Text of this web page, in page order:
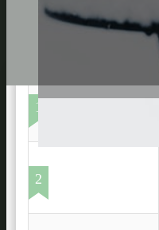
1
2